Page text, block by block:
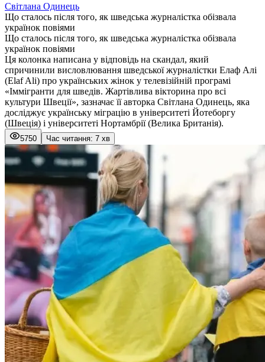
Світлана Одинець
Що сталось після того, як шведська журналістка обізвала
українок повіями
Що сталось після того, як шведська журналістка обізвала
українок повіями
Ця колонка написана у відповідь на скандал, який
спричинили висловлювання шведської журналістки Елаф Алі
(Elaf Ali) про українських жінок у телевізійній програмі
«Іммігранти для шведів. Жартівлива вікторина про всі
культури Швеції», зазначає її авторка Світлана Одинець, яка
досліджує українську міграцію в університеті Йотеборгу
(Швеція) і університеті Нортамбрії (Велика Британія).
5750 Час читання: 7 хв